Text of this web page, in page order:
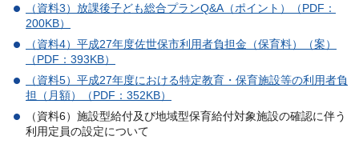
（資料3）放課後子ども総合プランQ&A（ポイント）（PDF：
200KB）
（資料4）平成27年度佐世保市利用者負担金（保育料）（案）
（PDF：393KB）
（資料5）平成27年度における特定教育・保育施設等の利用者負
担（月額）（PDF：352KB）
（資料6）施設型給付及び地域型保育給付対象施設の確認に伴う
利用定員の設定について